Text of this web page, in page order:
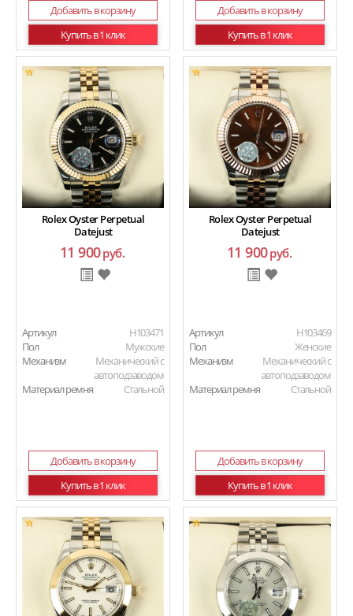
Добавить в корзину
Купить в 1 клик
Добавить в корзину
Купить в 1 клик
Rolex Oyster Perpetual
Datejust
11 900руб.
Артикул
H103471
Пол
Мужские
Механизм
Механический с
автоподзаводом
Материал ремня
Стальной
Добавить в корзину
Купить в 1 клик
Rolex Oyster Perpetual
Datejust
11 900руб.
Артикул
H103469
Пол
Женские
Механизм
Механический с
автоподзаводом
Материал ремня
Стальной
Добавить в корзину
Купить в 1 клик